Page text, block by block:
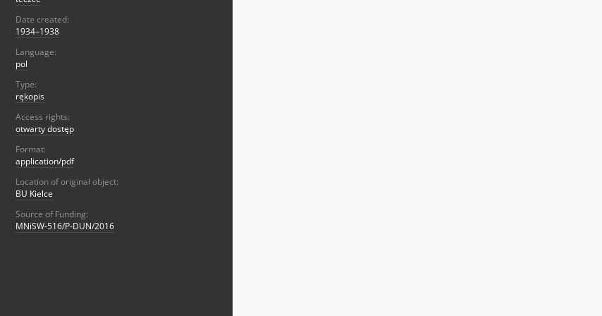
Date created:
1934–1938
Language:
pol
Type:
rękopis
Access rights:
otwarty dostęp
Format:
application/pdf
Location of original object:
BU Kielce
Source of Funding:
MNiSW-516/P-DUN/2016